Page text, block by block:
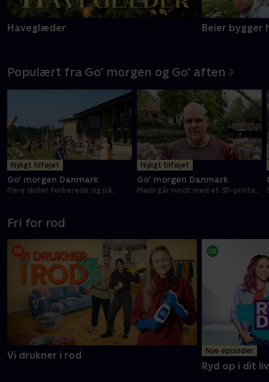
Haveglæder Beier bygger
Populært fra Go' morgen og Go' aften
Nyligt tilføjet
Go' morgen Danmark
Flere skoler forberede sig på
Nyligt tilføjet
Go' morgen Danmark
Mads går rundt med et 3D-printet
Fri for rod
Vi drukner i rod Nye episoder
Ryd op i dit liv